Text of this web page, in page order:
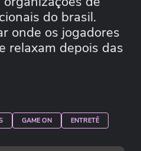
do brasil.
onde os jogadores
relaxam depois das
GAME ON ENTRETÊ